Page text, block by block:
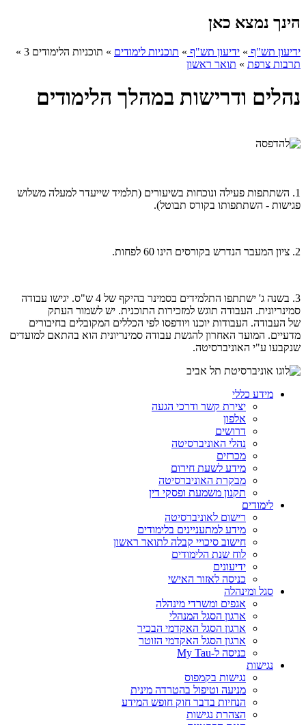
הינך נמצא כאן
ידיעון תש"ף » ידיעון תש"ף » תוכניות לימודים » תוכניות הלימודים 3
»
תרבות צרפת » תואר ראשון
נהלים ודרישות במהלך הלימודים
1. השתתפות פעילה ונוכחות בשיעורים (תלמיד שייעדר למעלה משלוש
פגישות - השתתפותו בקורס תבוטל).
2. ציון המעבר הנדרש בקורסים הינו 60 לפחות.
3. בשנה ג' ישתתפו התלמידים בסמינר בהיקף של 4 ש"ס. יגישו עבודה
סמינריונית. העבודה תוגש למזכירות התוכנית. יש לשמור העתק
של העבודה. העבודות יוכנו ויודפסו לפי הכללים המקובלים בחיבורים
מדעיים. המועד האחרון להגשת עבודה סמינריונית הוא בהתאם למועדים
שנקבעו ע"י האוניברסיטה.
מידע כללי
יצירת קשר ודרכי הגעה
אלפון
דרושים
נהלי האוניברסיטה
מכרזים
מידע לשעת חירום
מבקרת האוניברסיטה
תקנון משמעת ופסקי דין
לימודים
רישום לאוניברסיטה
מידע למתעניינים בלימודים
חישוב סיכויי קבלה לתואר ראשון
לוח שנת הלימודים
ידיעונים
כניסה לאזור האישי
סגל ומינהלה
אגפים ומשרדי מינהלה
ארגון הסגל המנהלי
ארגון הסגל האקדמי הבכיר
ארגון הסגל האקדמי הזוטר
כניסה ל-My Tau
נגישות
נגישות בקמפוס
מניעה וטיפול בהטרדה מינית
הנחיות בדבר חוק חופש המידע
הצהרת נגישות